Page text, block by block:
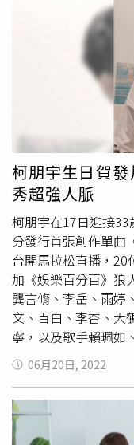
柴智屏忍不住伸手
趕緊起身離開。柴
邊用滾筒邊聊天。
佼痛得哇哇大叫。
啟斜槓人生，從張
的資歷橫跨綜藝、
找他來寫偶像劇的
小說的行列。因為
九把刀跟黃子佼等人
長片。但柴智屏並非
不諱言「每一天都想
比起嬌豔的玫瑰，她
不覺得自己漂亮，也
自己露臉的節目。她
因為自己是製作人，
她談戀愛，柴智屏藏
帶過。柴智屏對自己
情事可不手軟。她主
高雋雅
覺得林禹應
潑等特質；她則欣賞
柯朋宇生日賀
秀超強人脈
柯朋宇在17日迎接
分發行首張創作單曲
台開馬拉松直播，20
加《娛樂百分百》狼
龔言脩、李岳、雨婷
文、百白、李杏、大
寧，以及歌手賴珮如
林禹、丁巧唯、陳沐
介紹認識，成為知心
朋宇的相識過程是在
「很好聊。」兩人一
也時常在社群平台上
06月20日, 2022